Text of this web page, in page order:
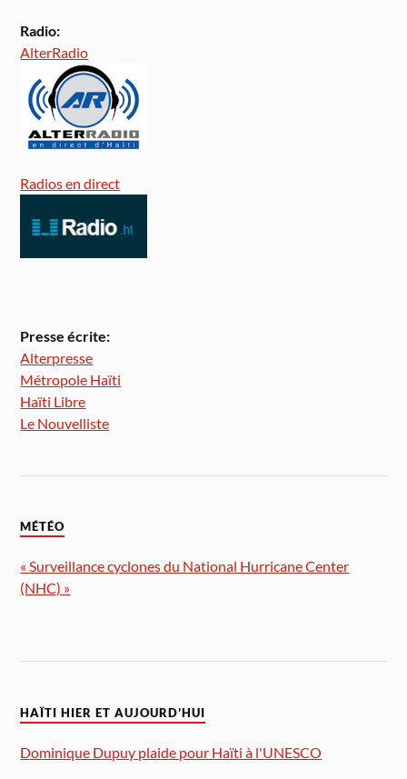
Radio:
AlterRadio
Radios en direct
Presse écrite:
Alterpresse
Métropole Haïti
Haïti Libre
Le Nouvelliste
MÉTÉO
« Surveillance cyclones du National Hurricane Center
(NHC) »
HAÏTI HIER ET AUJOURD’HUI
Dominique Dupuy plaide pour Haïti à l'UNESCO